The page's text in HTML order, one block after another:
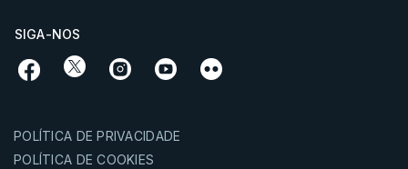
SIGA-NOS
POLÍTICA DE PRIVACIDADE
POLÍTICA DE COOKIES